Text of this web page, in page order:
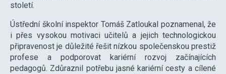
století.
Ústřední školní inspektor Tomáš Zatloukal poznamenal, že
i přes vysokou motivaci učitelů a jejich technologickou
připravenost je důležité řešit nízkou společenskou prestiž
profese a podporovat kariérní rozvoj začínajících
pedagogů. Zdůraznil potřebu jasné kariérní cesty a cílené